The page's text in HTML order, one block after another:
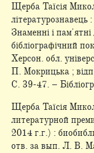
Щерба Таїсія
Знаменні і
бібліографічний
Херсон. обл.
П. Мокрицька ;
С. 39-47. –
Щерба Таїсія
литературной
2014 г.г.) :
отв. за вып. Л. В.